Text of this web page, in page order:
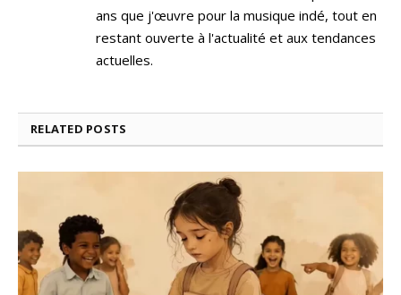
ans que j'œuvre pour la musique indé, tout en
restant ouverte à l'actualité et aux tendances
actuelles.
RELATED POSTS